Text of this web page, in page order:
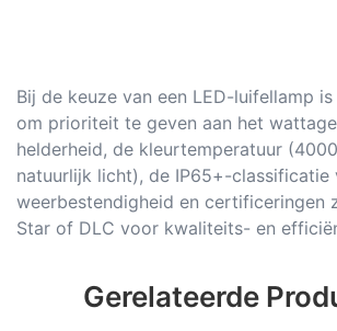
Bij de keuze van een LED-luifellamp
om prioriteit te geven aan het
helderheid, de kleurtemperatuur
natuurlijk licht), de IP65+-classificatie
weerbestendigheid en certificeringen
Star of DLC voor kwaliteits- en
Gerelateerde